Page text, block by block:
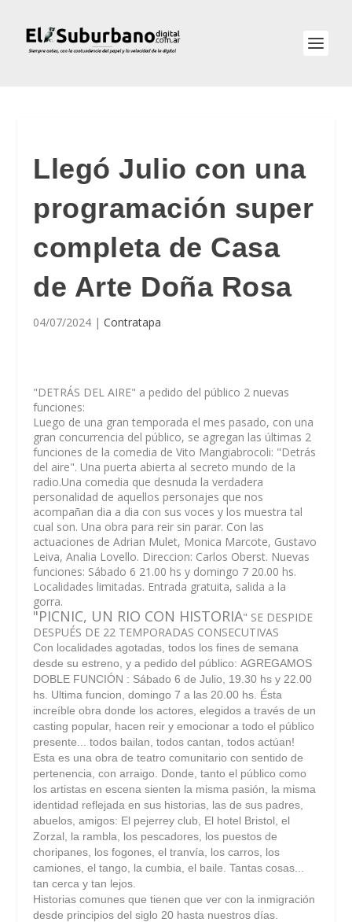
Llegó Julio con una
programación super
completa de Casa
de Arte Doña Rosa
04/07/2024 |Contratapa
"DETRÁS DEL AIRE" a pedido del público 2 nuevas
funciones:
Luego de una gran temporada el mes pasado, con una
gran concurrencia del público, se agregan las últimas 2
funciones de la comedia de Vito Mangiabrocoli: "Detrás
del aire". Una puerta abierta al secreto mundo de la
radio.Una comedia que desnuda la verdadera
personalidad de aquellos personajes que nos
acompañan dia a dia con sus voces y los muestra tal
cual son. Una obra para reir sin parar. Con las
actuaciones de Adrian Mulet, Monica Marcote, Gustavo
Leiva, Analia Lovello. Direccion: Carlos Oberst. Nuevas
funciones: Sábado 6 21.00 hs y domingo 7 20.00 hs.
Localidades limitadas. Entrada gratuita, salida a la
gorra.
"PICNIC, UN RIO CON HISTORIA" SE DESPIDE
DESPUÉS DE 22 TEMPORADAS CONSECUTIVAS
Con localidades agotadas, todos los fines de semana
desde su estreno, y a pedido del público:AGREGAMOS
DOBLE FUNCIÓN : Sábado 6 de Julio, 19.30 hs y 22.00
hs. Ultimafuncion, domingo 7 a las 20.00 hs. Ésta
increíble obra donde los actores, elegidos a través de un
casting popular, hacen reir y emocionar a todo el público
presente... todos bailan, todos cantan, todos actúan!
Esta es una obra de teatro comunitario con sentido de
pertenencia, con arraigo. Donde, tanto el público como
los artistas en escena sienten la misma pasión, la misma
identidad reflejada en sus historias, las de sus padres,
abuelos, amigos: El pejerrey club, El hotel Bristol, el
Zorzal, la rambla, los pescadores, los puestos de
choripanes, los fogones, el tranvía, los carros, los
camiones, el tango, la cumbia, el baile. Tantas cosas...
tan cerca y tan lejos.
Historias comunes que tienen que ver con la inmigración
desde principios del siglo 20 hasta nuestros días.